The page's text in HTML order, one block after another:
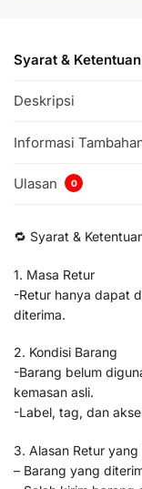
Syarat & Ketentuan
Deskripsi
Informasi
Ulasan 0
🔁 Syarat &
1. Masa Retur
-Retur hanya dapat
diterima.
2. Kondisi Barang
-Barang belum
kemasan asli.
-Label, tag, dan
3. Alasan Retur yang
– Barang yang